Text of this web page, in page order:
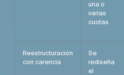
una o
varias
cuotas
Reestructuración
con carencia
Se
rediseña
el